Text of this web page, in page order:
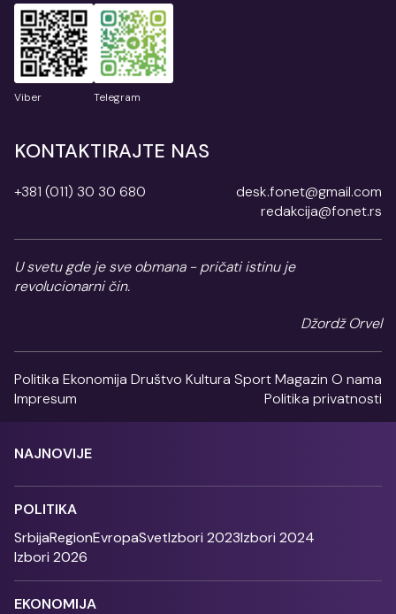
Viber Telegram
KONTAKTIRAJTE NAS
+381 (011) 30 30 680
desk.fonet@gmail.com
redakcija@fonet.rs
U svetu gde je sve obmana - pričati istinu je
revolucionarni čin.
Džordž Orvel
Politika Ekonomija Društvo Kultura SportMagazin O nama
Impresum
Politika privatnosti
NAJNOVIJE
POLITIKA
SrbijaRegionEvropaSvetIzbori 2023Izbori 2024
Izbori 2026
EKONOMIJA